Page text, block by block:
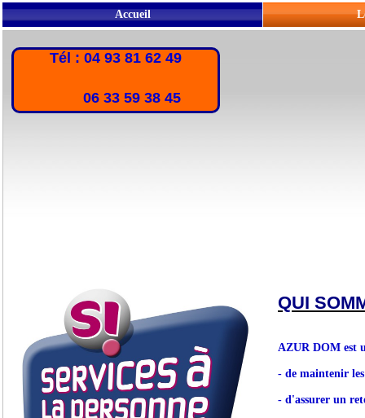
Accueil
Tél : 04 93 81 62 49
06 33 59 38 45
QUI
AZUR DOM est
- de maintenir les
- d'assurer un